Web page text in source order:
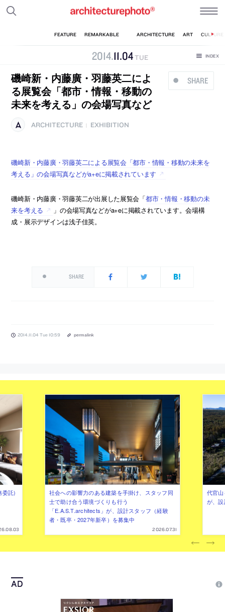
2014.11.04TUE
SHARE
磯崎新・内藤廣・羽藤英二によ
る展覧会「都市・情報・移動の
未来を考える」の会場写真など
ARCHITECTURE EXHIBITION
磯崎新・内藤廣・羽藤英二による展覧会「都市・情報・移動の未来を
考える」の会場写真などがa+eに掲載されています
磯崎新・内藤廣・羽藤英二が出展した展覧会「都市・情報・移動の未
来を考える
」の会場写真などがa+eに掲載されています。会場構
成・展示デザインは浅子佳英。
SHARE
2014.11.04 Tue 10:59 permalink
委託)
社会への影響力のある建築を手掛け、スタッフ同
士で助け合う環境づくりも行う
「E.A.S.T.architects」が、設計スタッフ（経験
者・既卒・2027年新卒）を募集中
2026.07.31
代官
が、